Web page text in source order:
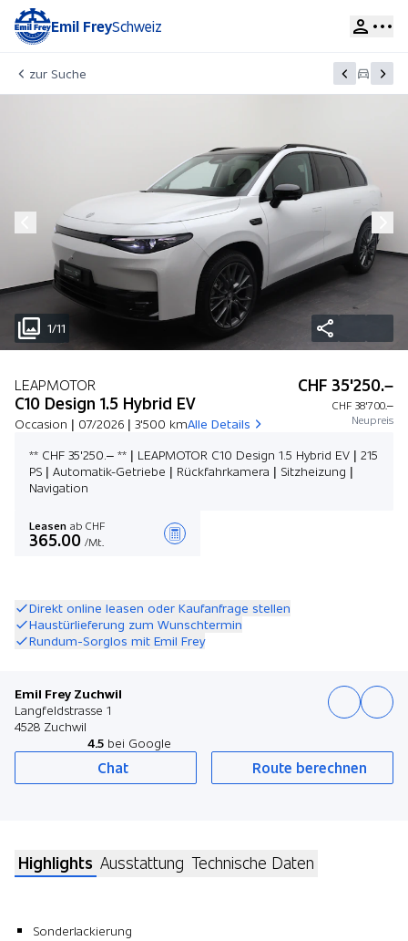
Emil FreySchweiz
zur Suche
1/11
LEAPMOTOR
C10 Design 1.5 Hybrid EV
Occasion | 07/2026 | 3'500 kmAlle Details
CHF 35'250.–
CHF 38'700.–
Neupreis
** CHF 35'250.– ** | LEAPMOTOR C10 Design 1.5 Hybrid EV | 215
PS | Automatik-Getriebe | Rückfahrkamera | Sitzheizung |
Navigation
Leasen ab CHF
365.00 /Mt.
Direkt online leasen oder Kaufanfrage stellen
Haustürlieferung zum Wunschtermin
Rundum-Sorglos mit Emil Frey
Emil Frey Zuchwil
Langfeldstrasse 1
4528 Zuchwil
4.5 bei Google
Chat Route berechnen
Highlights Ausstattung Technische Daten
Sonderlackierung